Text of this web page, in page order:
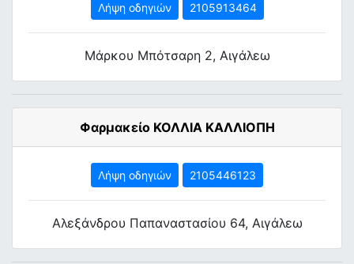
Λήψη οδηγιών 2105913464
Μάρκου Μπότσαρη 2, Αιγάλεω
Φαρμακείο ΚΟΛΛΙΑ ΚΑΛΛΙΟΠΗ
Λήψη οδηγιών 2105446123
Αλεξάνδρου Παπαναστασίου 64, Αιγάλεω